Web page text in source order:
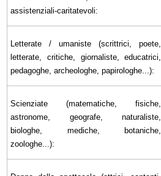
assistenziali-caritatevoli:
Letterate / umaniste (scrittrici, poete,
letterate, critiche, giornaliste, educatrici,
pedagoghe, archeologhe, papirologhe...):
Scienziate (matematiche, fisiche,
astronome, geografe, naturaliste,
biologhe, mediche, botaniche,
zoologhe...):